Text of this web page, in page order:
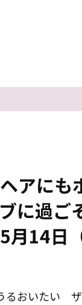
ヘアに
に過ご
月14日
るおいたい